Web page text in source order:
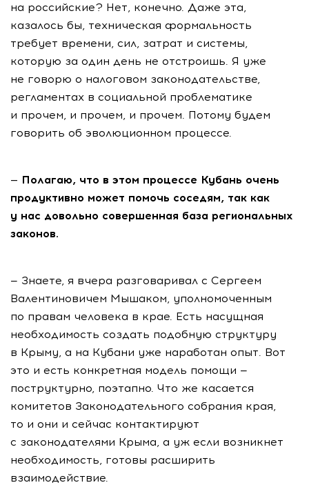
на российские? Нет, конечно. Даже эта,
казалось бы, техническая формальность
требует времени, сил, затрат и системы,
которую за один день не отстроишь. Я уже
не говорю о налоговом законодательстве,
регламентах в социальной проблематике
и прочем, и прочем, и прочем. Потому будем
говорить об эволюционном процессе.
— Полагаю, что в этом процессе Кубань очень
продуктивно может помочь соседям, так как
у нас довольно совершенная база региональных
законов.
— Знаете, я вчера разговаривал с Сергеем
Валентиновичем Мышаком, уполномоченным
по правам человека в крае. Есть насущная
необходимость создать подобную структуру
в Крыму, а на Кубани уже наработан опыт. Вот
это и есть конкретная модель помощи —
поструктурно, поэтапно. Что же касается
комитетов Законодательного собрания края,
то и они и сейчас контактируют
с законодателями Крыма, а уж если возникнет
необходимость, готовы расширить
взаимодействие.